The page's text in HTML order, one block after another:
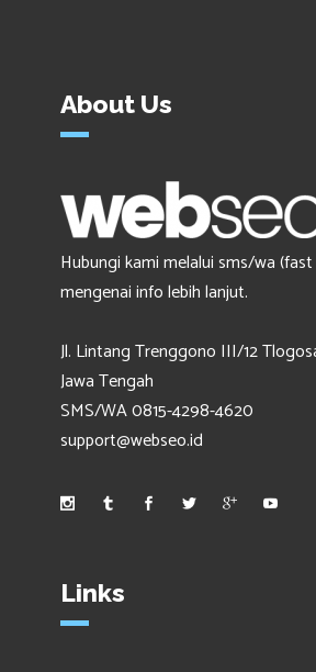
About Us
Hubungi kami melalui sms/wa
mengenai info lebih lanjut.
Jl. Lintang Trenggono III/12
Jawa Tengah
SMS/WA 0815-4298-4620
support@webseo.id
Links